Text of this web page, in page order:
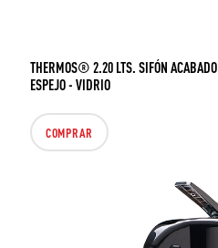
THERMOS® 2.20 LTS. SIFÓN ACABADO
ESPEJO - VIDRIO
COMPRAR